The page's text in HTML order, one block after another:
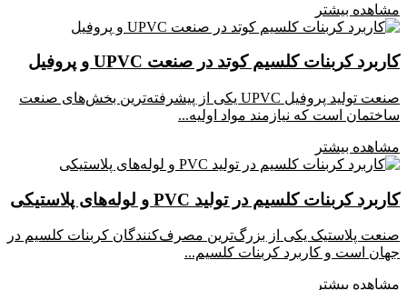
مشاهده بیشتر
کاربرد کربنات کلسیم کوتد در صنعت UPVC و پروفیل
صنعت تولید پروفیل UPVC یکی از پیشرفته‌ترین بخش‌های صنعت
ساختمان است که نیازمند مواد اولیه...
مشاهده بیشتر
کاربرد کربنات کلسیم در تولید PVC و لوله‌های پلاستیکی
صنعت پلاستیک یکی از بزرگ‌ترین مصرف‌کنندگان کربنات کلسیم در
جهان است و کاربرد کربنات کلسیم...
مشاهده بیشتر